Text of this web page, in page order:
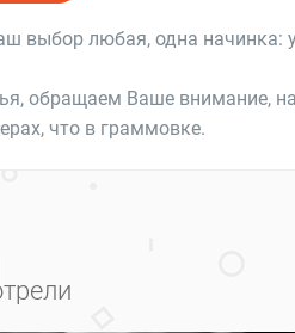
выбор любая, одна начинка:
обращаем Ваше внимание,
что в граммовке.